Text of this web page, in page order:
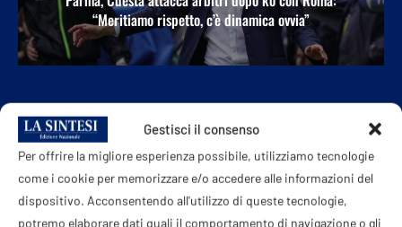
Gestisci il consenso
Per offrire la migliore esperienza possibile, utilizziamo tecnologie
come i cookie per memorizzare e/o accedere alle informazioni del
dispositivo. Acconsentendo all'utilizzo di queste tecnologie,
potremo elaborare dati quali il comportamento di navigazione o gli
“Meritiamo rispetto, c’è dinamica ovvia”
POTREBBE ANCHE PIACERTI